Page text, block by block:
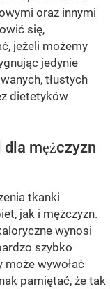
oraz innymi
się,
jeżeli możemy
jedynie
tłustych
dietetyków
mężczyzn
tkanki
jak i mężczyzn.
wynosi
szybko
wywołać
pamiętać, że tak